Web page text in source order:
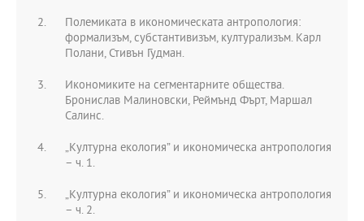
Полемиката в икономическата антропология:
формализъм, субстантивизъм, културализъм. Карл
Полани, Стивън Гудман.
Икономиките на сегментарните общества.
Бронислав Малиновски, Реймънд Фърт, Маршал
Салинс.
„Културна екология” и икономическа антропология
– ч. 1.
„Културна екология” и икономическа антропология
– ч. 2.